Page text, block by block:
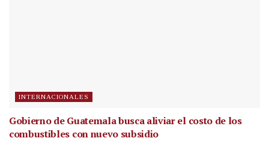
INTERNACIONALES
Gobierno de Guatemala busca aliviar el costo de los
combustibles con nuevo subsidio